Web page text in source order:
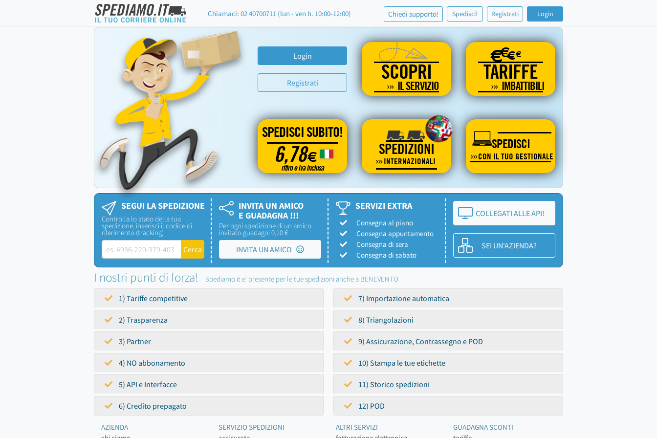
Chiamaci: 02 40700711 (lun - ven h. 10:00-12:00) Chiedi supporto! Spedisci! Registrati Login
Login
Registrati SCOPRI
IL SERVIZIO
€€€€
TARIFFE
IMBATTIBILI
SPEDISCI SUBITO!
6,78€
ritiro e iva inclusa
SPEDIZIONI
INTERNAZIONALI
SPEDISCI
CON IL TUO GESTIONALE
SEGUI LA SPEDIZIONE
Controlla lo stato della tua
spedizione, inserisci il codice di
riferimento (tracking)
INVITA UN AMICO
E GUADAGNA !!!
Per ogni spedizione di un amico
invitato guadagni 0,10 €
INVITA UN AMICO
SERVIZI EXTRA
Consegna al piano
Consegna appuntamento
Consegna di sera
Consegna di sabato
COLLEGATI ALLE API!
SEI UN'AZIENDA?
I nostri punti di forza! Spediamo.it e' presente per le tue spedizioni anche a BENEVENTO
1) Tariffe competitive
2) Trasparenza
3) Partner
4) NO abbonamento
5) API e Interfacce
6) Credito prepagato
7) Importazione automatica
8) Triangolazioni
9) Assicurazione, Contrassegno e POD
10) Stampa le tue etichette
11) Storico spedizioni
12) POD
AZIENDA
SERVIZIO SPEDIZIONI
ALTRI SERVIZI
GUADAGNA SCONTI